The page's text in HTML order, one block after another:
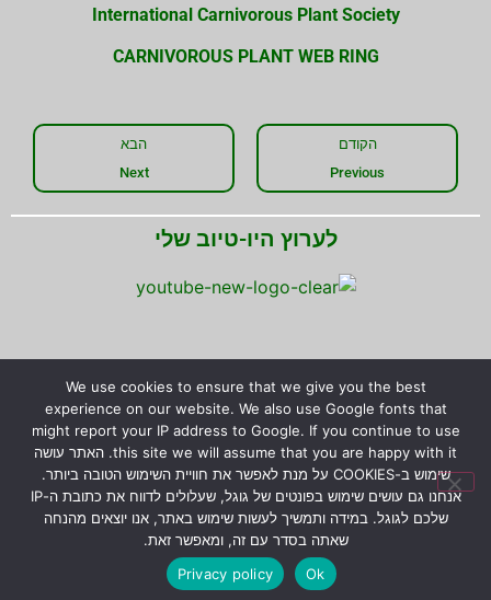
International Carnivorous Plant Society
CARNIVOROUS PLANT WEB RING
הקודם
Previous
הבא
Next
לערוץ היו-טיוב שלי
שתפו את המידע!
© כל הזכויות שמורות לירון רז. המידע המוצג באתר לא
מהווה הבטחה להצלחת גידול צמחים טורפים, אלא קווים
כלליים בלבד לגידולם.
We use cookies to ensure that we give you the best
experience on our website. We also use Google fonts that
might report your IP address to Google. If you continue to use
this site we will assume that you are happy with it. האתר עושה
שימוש ב-COOKIES על מנת לאפשר את חוויית השימוש הטובה ביותר.
אנחנו גם עושים שימוש בפונטים של גוגל, שעלולים לדווח את כתובת ה-IP
שלכם לגוגל. במידה ותמשיך לעשות שימוש באתר, אנו יוצאים מהנחה
שאתה בסדר עם זה, ומאפשר זאת.
Ok
Privacy policy